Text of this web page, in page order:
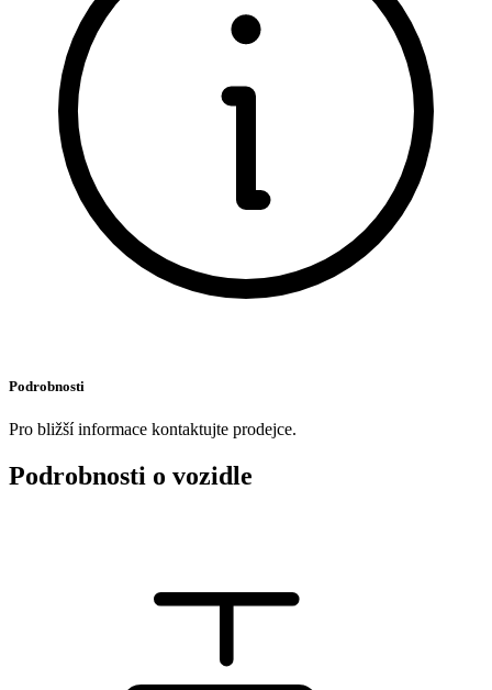
Podrobnosti
Pro bližší informace kontaktujte prodejce.
Podrobnosti o vozidle